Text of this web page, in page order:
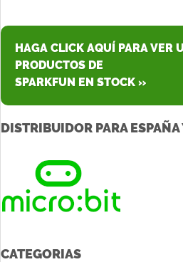
HAGA CLICK AQUÍ PARA VER
PRODUCTOS DE
SPARKFUN EN STOCK »
DISTRIBUIDOR PARA
CATEGORIAS